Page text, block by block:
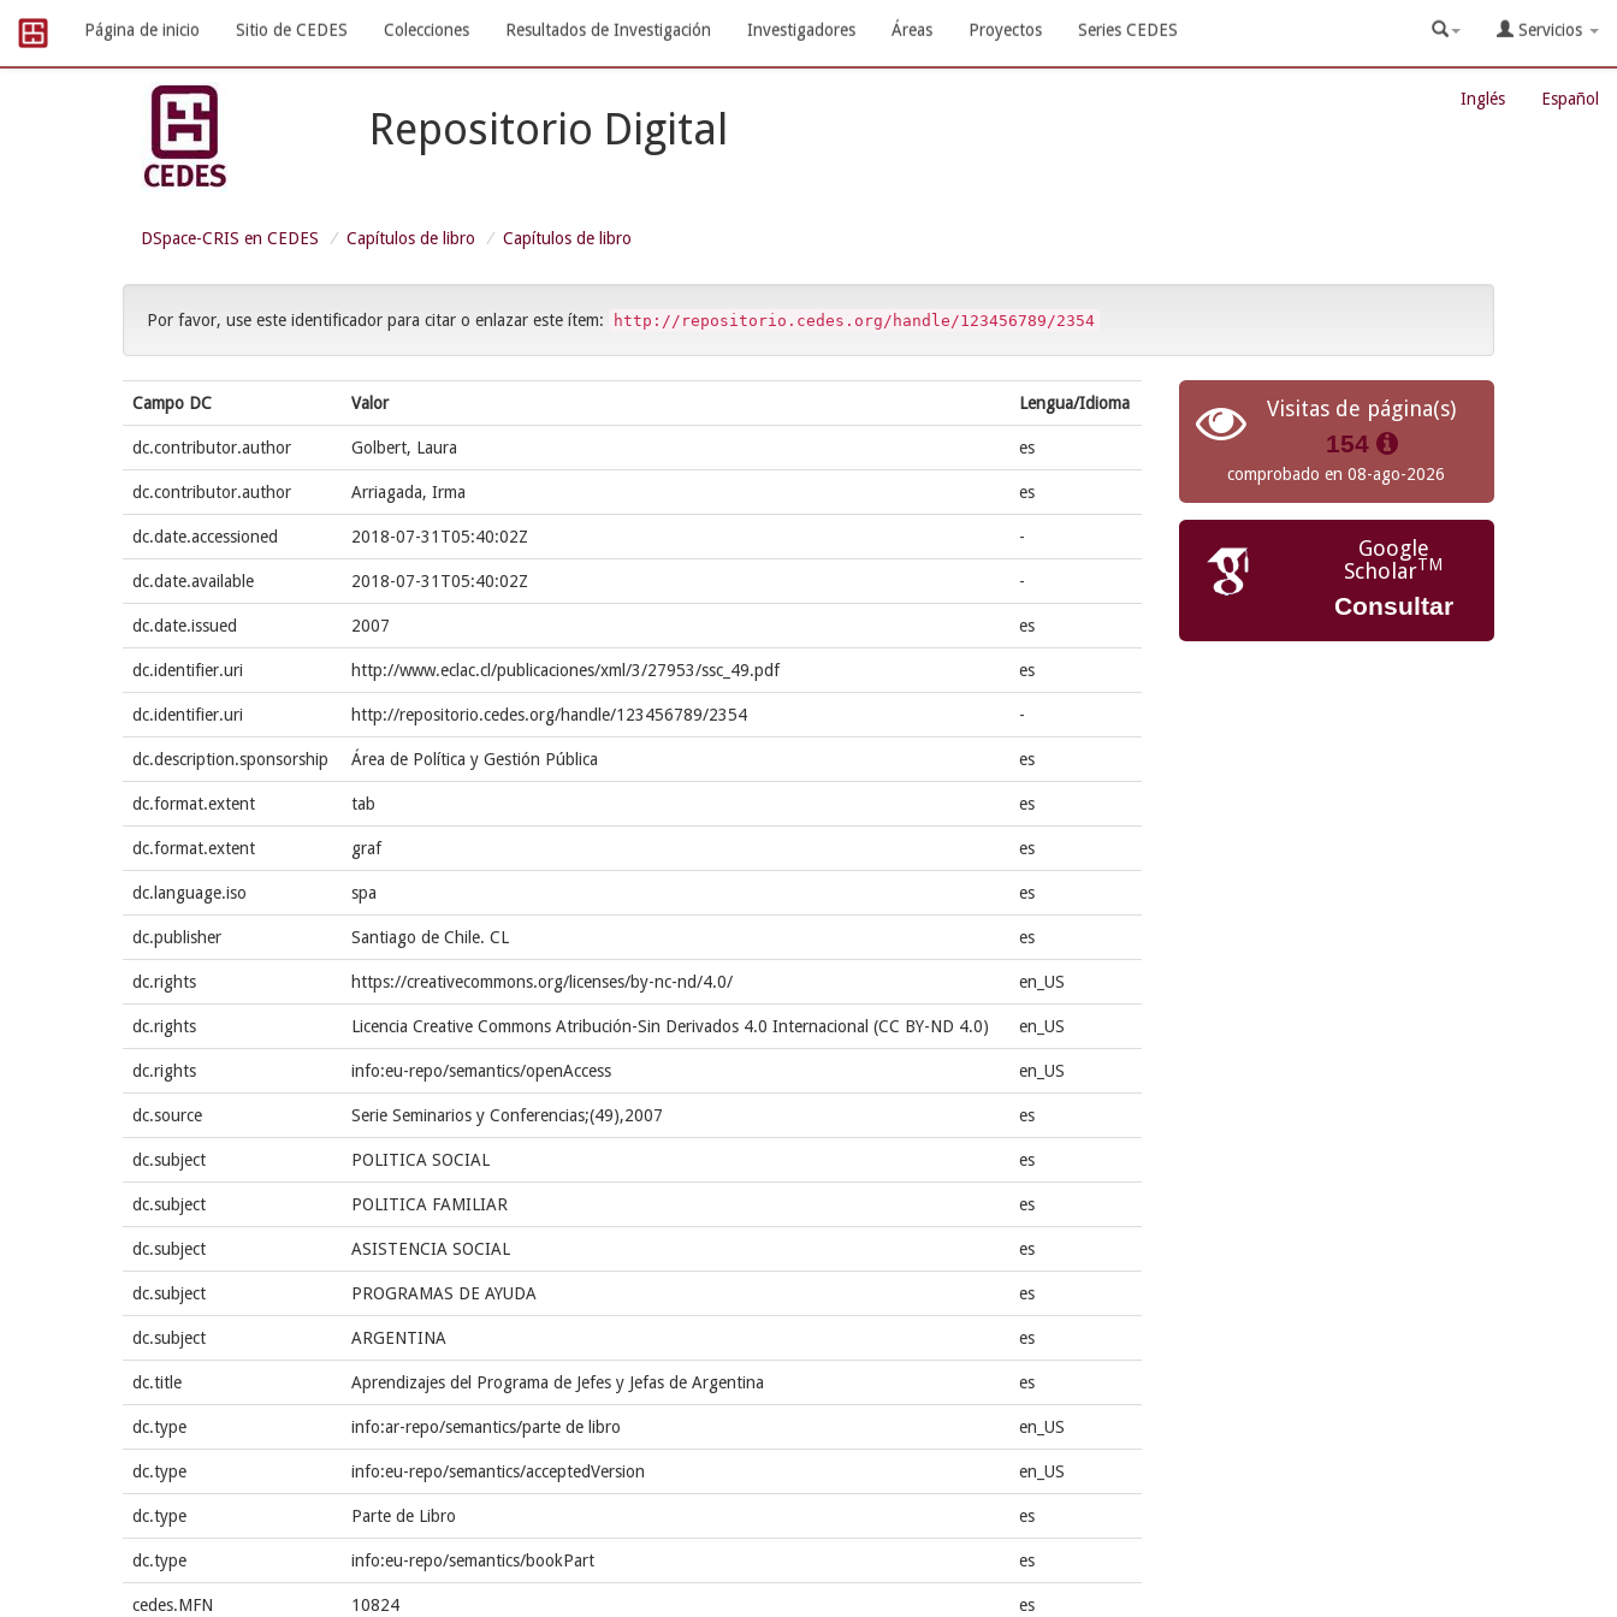
navigation
Página de inicio Sitio de CEDES Colecciones Resultados de Investigación Investigadores Áreas Proyectos Series CEDES Servicios
Inglés Español
Repositorio Digital
DSpace-CRIS en CEDES Capítulos de libro Capítulos de libro
Por favor, use este identificador para citar o enlazar este ítem: http://repositorio.cedes.org/handle/123456789/2354
Campo DC Valor Lengua/Idioma
dc.contributor.author Golbert, Laura es
dc.contributor.author Arriagada, Irma es
dc.date.accessioned 2018-07-31T05:40:02Z -
dc.date.available 2018-07-31T05:40:02Z -
dc.date.issued 2007 es
dc.identifier.uri http://www.eclac.cl/publicaciones/xml/3/27953/ssc_49.pdf es
dc.identifier.uri http://repositorio.cedes.org/handle/123456789/2354 -
dc.description.sponsorship Área de Política y Gestión Pública es
dc.format.extent tab es
dc.format.extent graf es
dc.language.iso spa es
dc.publisher Santiago de Chile. CL es
dc.rights https://creativecommons.org/licenses/by-nc-nd/4.0/ en_US
dc.rights Licencia Creative Commons Atribución-Sin Derivados 4.0 Internacional (CC BY-ND 4.0) en_US
dc.rights info:eu-repo/semantics/openAccess en_US
dc.source Serie Seminarios y Conferencias;(49),2007 es
dc.subject POLITICA SOCIAL es
dc.subject POLITICA FAMILIAR es
dc.subject ASISTENCIA SOCIAL es
dc.subject PROGRAMAS DE AYUDA es
dc.subject ARGENTINA es
dc.title Aprendizajes del Programa de Jefes y Jefas de Argentina es
dc.type info:ar-repo/semantics/parte de libro en_US
dc.type info:eu-repo/semantics/acceptedVersion en_US
dc.type Parte de Libro es
dc.type info:eu-repo/semantics/bookPart es
cedes.MFN 10824 es
Visitas de página(s)
154
comprobado en 08-ago-2026
Google
ScholarTM
Consultar